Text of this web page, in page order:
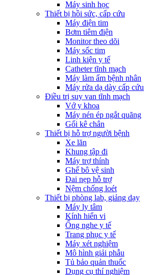
Máy sinh học
Thiết bị hồi sức, cấp cứu
Máy điện tim
Bơm tiêm điện
Monitor theo dõi
Máy sốc tim
Linh kiện y tế
Catheter tĩnh mạch
Máy làm ấm bệnh nhân
Máy rửa dạ dày cấp cứu
Điều trị suy van tĩnh mạch
Vớ y khoa
Máy nén ép ngắt quãng
Gối kê chân
Thiết bị hỗ trợ người bệnh
Xe lăn
Khung tập đi
Máy trợ thính
Ghế bô vệ sinh
Đai nẹp hỗ trợ
Nệm chống loét
Thiết bị phòng lab, giảng dạy
Máy ly tâm
Kính hiển vi
Ống nghe y tế
Trang phục y tế
Máy xét nghiệm
Mô hình giải phẫu
Tủ bảo quản thuốc
Dụng cụ thí nghiệm